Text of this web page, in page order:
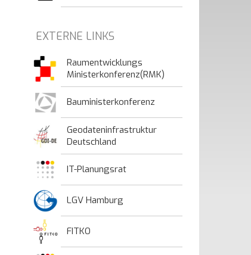
EXTERNE LINKS
Raumentwicklungs
Ministerkonferenz(RMK)
Bauministerkonferenz
Geodateninfrastruktur
Deutschland
IT-Planungsrat
LGV Hamburg
FITKO